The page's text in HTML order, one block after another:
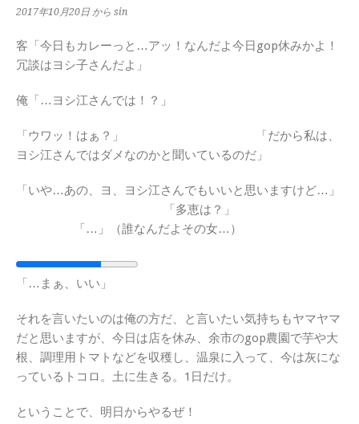
2017年10月20日 から sin
客「今日もカレーっと…アッ！なんだよ今日gop休みかよ！
冗談はヨシ子さんだよ」
俺「…ヨシ江さんでは！？」
「ウワッ！はぁ？」 「だから私は、
ヨシ江さんではダメなのかと聞いているのだ」
「いや…あの、ヨ、ヨシ江さんでもいいと思いますけど…」
「多恵は？」
「…」（誰なんだよその女…）
「…まぁ、いい」
それを言いたいのは俺の方だ、と言いたい気持ちもヤマヤマ
だと思いますが、今日は店を休み、余市のgop農園で芋や大
根、調理用トマトなどを収穫し、温泉に入って、今は灰にな
っているトコロ。土に生きる。1日だけ。
ということで、明日からやるぜ！